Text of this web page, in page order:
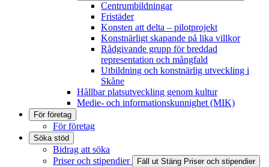
Centrumbildningar
Fristäder
Konsten att delta – pilotprojekt
Konstnärligt skapande på lika villkor
Rådgivande grupp för breddad
representation och mångfald
Utbildning och konstnärlig utveckling i
Skåne
Hållbar platsutveckling genom kultur
Medie- och informationskunnighet (MIK)
För företag
För företag
Söka stöd
Bidrag att söka
Priser och stipendier
Fäll ut Stäng Priser och stipendier